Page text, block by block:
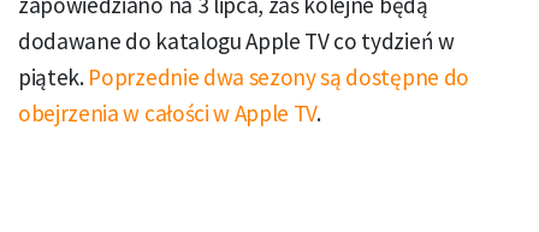
dodawane do katalogu Apple TV co tydzień w
piątek. Poprzednie dwa sezony są dostępne do
obejrzenia w całości w Apple TV.